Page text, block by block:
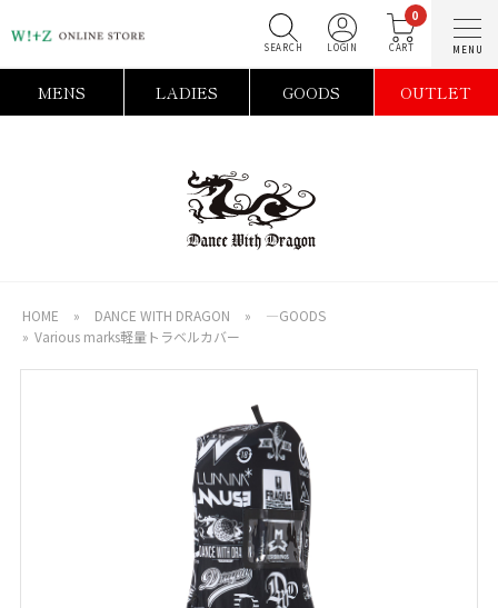
0
MENS LADIES GOODS OUTLET
HOME » DANCE WITH DRAGON »
―GOODS
» Various marks軽量トラベルカバー